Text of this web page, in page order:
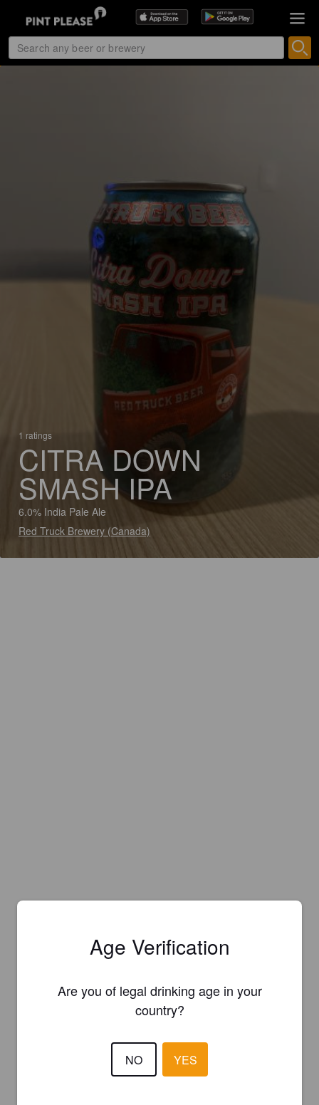
1 ratings
CITRA DOWN
SMASH IPA
6.0% India Pale Ale
Red Truck Brewery (Canada)
Age Verification
Are you of legal drinking age in your
country?
NO YES